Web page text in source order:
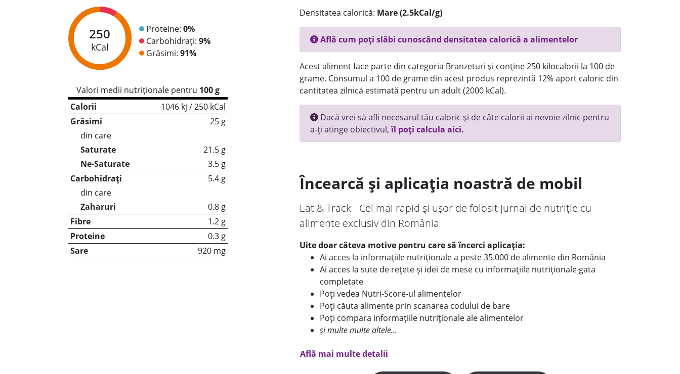
250
kCal
Proteine: 0%
Carbohidrați: 9%
Grăsimi: 91%
Valori medii nutriționale pentru 100 g
Calorii
1046 kj / 250 kCal
Grăsimi
25 g
din care
Saturate
21.5 g
Ne-Saturate
3.5 g
Carbohidrați
5.4 g
din care
Zaharuri
0.8 g
Fibre
1.2 g
Proteine
0.3 g
Sare
920 mg
Densitatea calorică: Mare (2.5kCal/g)
Află cum poți slăbi cunoscând densitatea calorică a alimentelor
Acest aliment face parte din categoria Branzeturi și conține 250 kilocalorii la 100 de
grame. Consumul a 100 de grame din acest produs reprezintă 12% aport caloric din
cantitatea zilnică estimată pentru un adult (2000 kCal).
Dacă vrei să afli necesarul tău caloric și de câte calorii ai nevoie zilnic pentru
a-ți atinge obiectivul,îl poți calcula aici.
Încearcă și aplicația noastră de mobil
Eat & Track - Cel mai rapid și ușor de folosit jurnal de nutriție cu
alimente exclusiv din România
Uite doar câteva motive pentru care să încerci aplicația:
Ai acces la informațiile nutriționale a peste 35.000 de alimente din România
Ai acces la sute de rețete și idei de mese cu informațiile nutriționale gata
completate
Poți vedea Nutri-Score-ul alimentelor
Poți căuta alimente prin scanarea codului de bare
Poți compara informațiile nutriționale ale alimentelor
și multe multe altele...
Află mai multe detalii